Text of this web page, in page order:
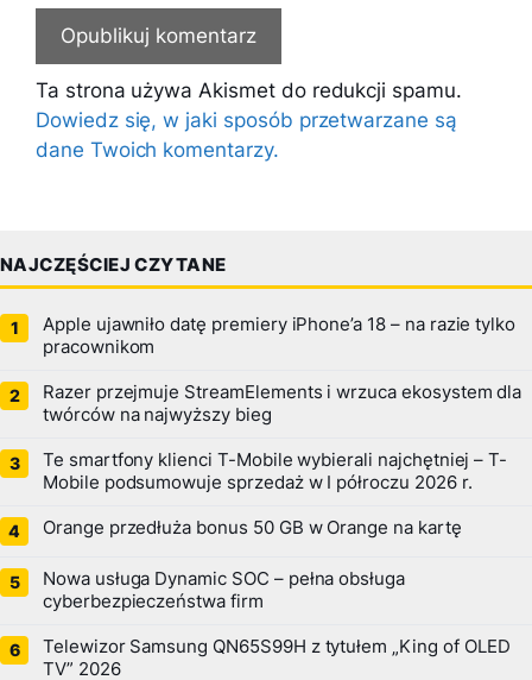
Ta strona używa Akismet do redukcji spamu.
Dowiedz się, w jaki sposób przetwarzane są
dane Twoich komentarzy.
NAJCZĘŚCIEJ CZYTANE
Apple ujawniło datę premiery iPhone’a 18 – na razie tylko
pracownikom
Razer przejmuje StreamElements i wrzuca ekosystem dla
twórców na najwyższy bieg
Te smartfony klienci T-Mobile wybierali najchętniej – T-
Mobile podsumowuje sprzedaż w I półroczu 2026 r.
Orange przedłuża bonus 50 GB w Orange na kartę
Nowa usługa Dynamic SOC – pełna obsługa
cyberbezpieczeństwa firm
Telewizor Samsung QN65S99H z tytułem „King of OLED
TV” 2026